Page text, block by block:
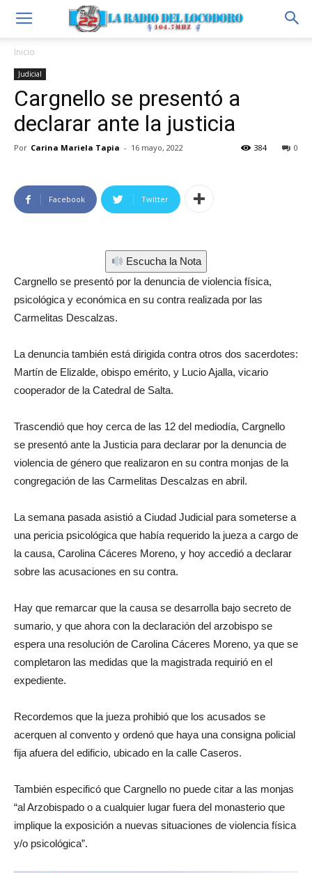
Inicio
Judicial
Cargnello se presentó a
declarar ante la justicia
Por Carina Mariela Tapia - 16 mayo, 2022 0
384
Facebook Twitter
Escucha la Nota
Cargnello se presentó por la denuncia de violencia física,
psicológica y económica en su contra realizada por las
Carmelitas Descalzas.
La denuncia también está dirigida contra otros dos sacerdotes:
Martín de Elizalde, obispo emérito, y Lucio Ajalla, vicario
cooperador de la Catedral de Salta.
Trascendió que hoy cerca de las 12 del mediodía, Cargnello
se presentó ante la Justicia para declarar por la denuncia de
violencia de género que realizaron en su contra monjas de la
congregación de las Carmelitas Descalzas en abril.
La semana pasada asistió a Ciudad Judicial para someterse a
una pericia psicológica que había requerido la jueza a cargo de
la causa, Carolina Cáceres Moreno, y hoy accedió a declarar
sobre las acusaciones en su contra.
Hay que remarcar que la causa se desarrolla bajo secreto de
sumario, y que ahora con la declaración del arzobispo se
espera una resolución de Carolina Cáceres Moreno, ya que se
completaron las medidas que la magistrada requirió en el
expediente.
Recordemos que la jueza prohibió que los acusados se
acerquen al convento y ordenó que haya una consigna policial
fija afuera del edificio, ubicado en la calle Caseros.
También especificó que Cargnello no puede citar a las monjas
“al Arzobispado o a cualquier lugar fuera del monasterio que
implique la exposición a nuevas situaciones de violencia física
y/o psicológica”.